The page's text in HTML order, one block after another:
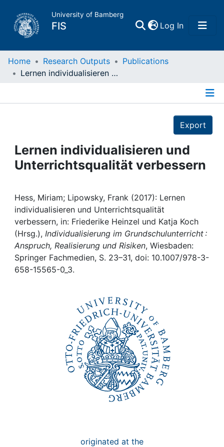
University of Bamberg
FIS Log In(current)
Home
Projects
People
Institutions
Awards
My FIS
Home Research Outputs
Publications
Lernen individualisieren und Unterrichtsqualität verbessern
Export
Lernen individualisieren und
Unterrichtsqualität verbessern
Hess, Miriam; Lipowsky, Frank (2017): Lernen
individualisieren und Unterrichtsqualität
verbessern, in: Friederike Heinzel und Katja Koch
(Hrsg.), Individualisierung im Grundschulunterricht :
Anspruch, Realisierung und Risiken, Wiesbaden:
Springer Fachmedien, S. 23–31, doi: 10.1007/978-3-
658-15565-0_3.
originated at the